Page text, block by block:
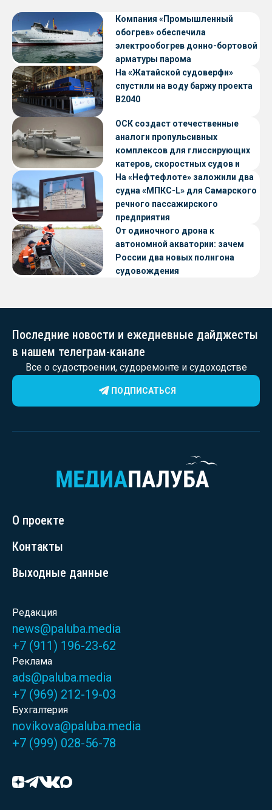
Компания «Промышленный
обогрев» обеспечила
электрообогрев донно-бортовой
арматуры парома
«Петропавловск» проекта CNF22
На «Жатайской судоверфи»
спустили на воду баржу проекта
В2040
ОСК создаст отечественные
аналоги пропульсивных
комплексов для глиссирующих
катеров, скоростных судов и
судов с малой осадкой
На «Нефтефлоте» заложили два
судна «МПКС-L» для Самарского
речного пассажирского
предприятия
От одиночного дрона к
автономной акватории: зачем
России два новых полигона
судовождения
Последние новости и ежедневные дайджесты
в нашем телеграм-канале
Все о судостроении, судоремонте и судоходстве
ПОДПИСАТЬСЯ
О проекте
Контакты
Выходные данные
Редакция
news@paluba.media
+7 (911) 196-23-62
Реклама
ads@paluba.media
+7 (969) 212-19-03
Бухгалтерия
novikova@paluba.media
+7 (999) 028-56-78